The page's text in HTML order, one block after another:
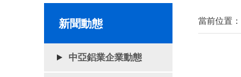
新聞動態
中亞鋁業企業動態
當前位置：